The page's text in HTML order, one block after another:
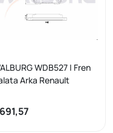
WDB527 | Fren
Arka Renault
-